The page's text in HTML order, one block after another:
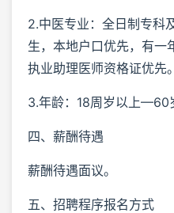
2.中医专业：全日制专科
生，本地户口优先，有一
执业助理医师资格证优先。
3.年龄：18周岁以上—60
四、薪酬待遇
薪酬待遇面议。
五、招聘程序报名方式